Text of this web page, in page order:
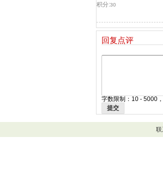
积分:30
回复点评
字数限制：10 - 5000
提交
联